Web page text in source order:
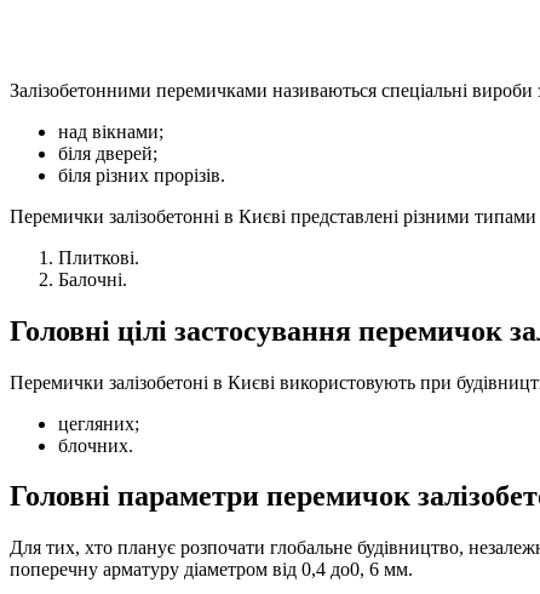
Залізобетонними перемичками називаються спеціальні вироби
над вікнами;
біля дверей;
біля різних прорізів.
Перемички залізобетонні в Києві представлені різними
Плиткові.
Балочні.
Головні цілі застосування перемичок
Перемички залізобетоні в Києві використовують при
цегляних;
блочних.
Головні параметри перемичок
Для тих, хто планує розпочати глобальне будівництво,
поперечну арматуру діаметром від 0,4 до0, 6 мм.